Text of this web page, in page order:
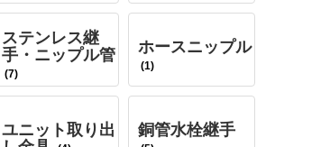
ステンレス継
手・ニップル管
(7)
ホースニップル
(1)
ユニット取り出
銅管水栓継手